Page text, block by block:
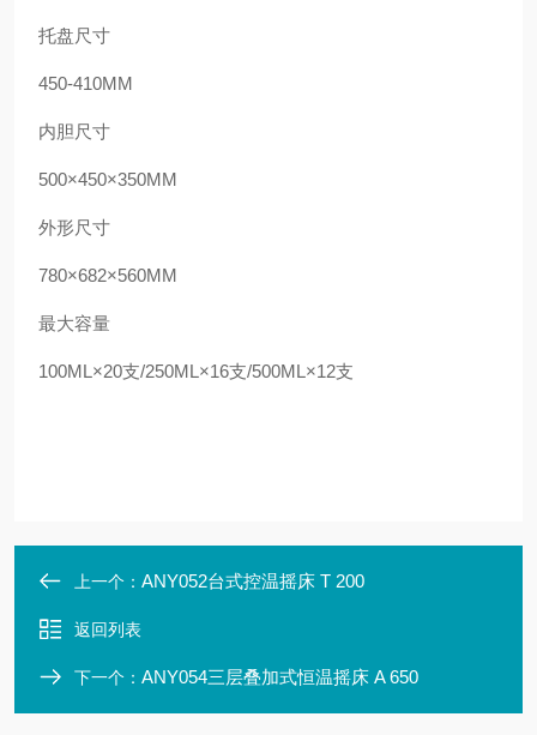
托盘尺寸
450-410MM
内胆尺寸
500×450×350MM
外形尺寸
780×682×560MM
最大容量
100ML ×20支/250ML ×16支/500ML ×12支
上一个： ANY052台式控温摇床 T 200
返回列表
下一个： ANY054三层叠加式恒温摇床 A 650